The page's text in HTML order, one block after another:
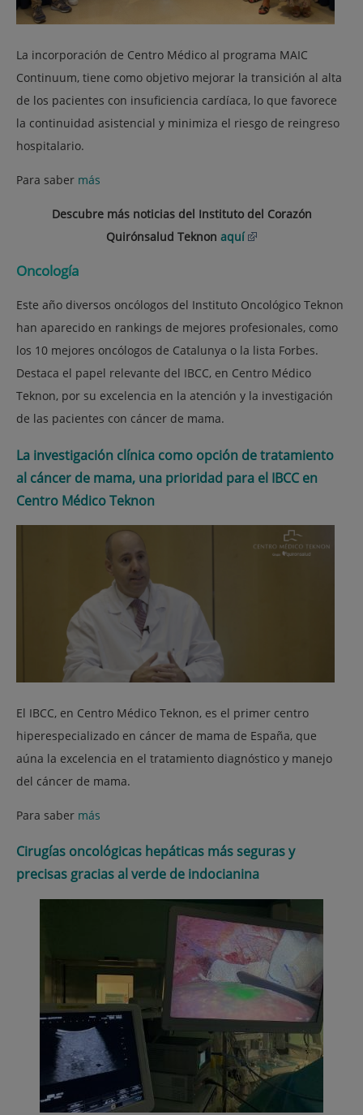
La incorporación de Centro Médico al programa MAIC
Continuum, tiene como objetivo mejorar la transición al alta
de los pacientes con insuficiencia cardíaca, lo que favorece
la continuidad asistencial y minimiza el riesgo de reingreso
hospitalario.
Para saber más
Descubre más noticias del Instituto del Corazón
Quirónsalud Teknon aquí
Oncología
Este año diversos oncólogos del Instituto Oncológico Teknon
han aparecido en rankings de mejores profesionales, como
los 10 mejores oncólogos de Catalunya o la lista Forbes.
Destaca el papel relevante del IBCC, en Centro Médico
Teknon, por su excelencia en la atención y la investigación
de las pacientes con cáncer de mama.
La investigación clínica como opción de tratamiento
al cáncer de mama, una prioridad para el IBCC en
Centro Médico Teknon
El IBCC, en Centro Médico Teknon, es el primer centro
hiperespecializado en cáncer de mama de España, que
aúna la excelencia en el tratamiento diagnóstico y manejo
del cáncer de mama.
Para saber más
Cirugías oncológicas hepáticas más seguras y
precisas gracias al verde de indocianina